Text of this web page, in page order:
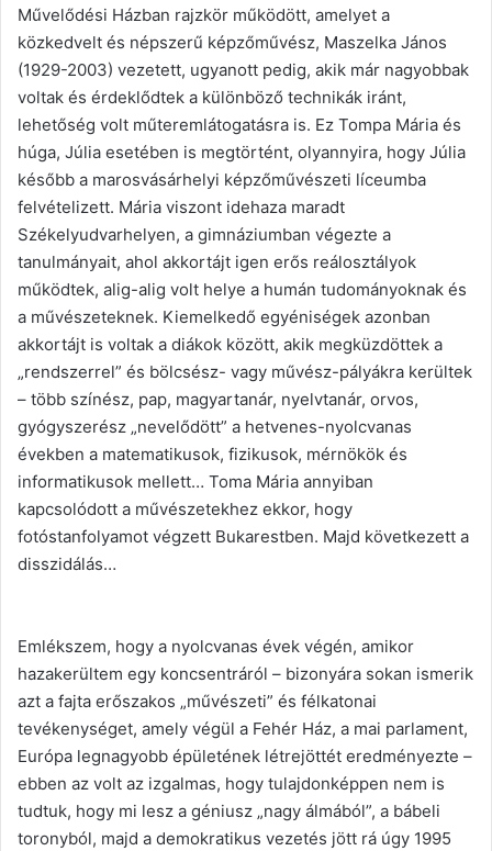
Művelődési Házban rajzkör működött, amelyet a
közkedvelt és népszerű képzőművész, Maszelka János
(1929-2003) vezetett, ugyanott pedig, akik már nagyobbak
voltak és érdeklődtek a különböző technikák iránt,
lehetőség volt műteremlátogatásra is. Ez Tompa Mária és
húga, Júlia esetében is megtörtént, olyannyira, hogy Júlia
később a marosvásárhelyi képzőművészeti líceumba
felvételizett. Mária viszont idehaza maradt
Székelyudvarhelyen, a gimnáziumban végezte a
tanulmányait, ahol akkortájt igen erős reálosztályok
működtek, alig-alig volt helye a humán tudományoknak és
a művészeteknek. Kiemelkedő egyéniségek azonban
akkortájt is voltak a diákok között, akik megküzdöttek a
„rendszerrel” és bölcsész- vagy művész-pályákra kerültek
– több színész, pap, magyartanár, nyelvtanár, orvos,
gyógyszerész „nevelődött” a hetvenes-nyolcvanas
években a matematikusok, fizikusok, mérnökök és
informatikusok mellett… Toma Mária annyiban
kapcsolódott a művészetekhez ekkor, hogy
fotóstanfolyamot végzett Bukarestben. Majd következett a
disszidálás…
Emlékszem, hogy a nyolcvanas évek végén, amikor
hazakerültem egy koncsentráról – bizonyára sokan ismerik
azt a fajta erőszakos „művészeti” és félkatonai
tevékenységet, amely végül a Fehér Ház, a mai parlament,
Európa legnagyobb épületének létrejöttét eredményezte –
ebben az volt az izgalmas, hogy tulajdonképpen nem is
tudtuk, hogy mi lesz a géniusz „nagy álmából”, a bábeli
toronyból, majd a demokratikus vezetés jött rá úgy 1995